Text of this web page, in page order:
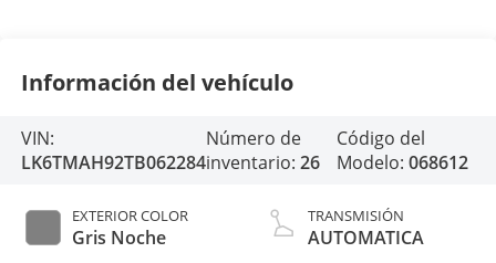
Información del vehículo
VIN:
LK6TMAH92TB062284
Número de
inventario: 26
Código del
Modelo:068612
EXTERIOR COLOR
Gris Noche
TRANSMISIÓN
AUTOMATICA